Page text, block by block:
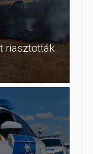
riasztották